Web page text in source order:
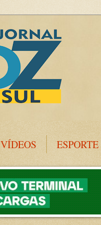
VÍDEOS ESPORTE